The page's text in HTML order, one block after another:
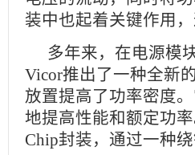
装中也起着关键作用
多年来，在电源模
Vicor推出了一种全新
放置提高了功率密度
地提高性能和额定功
Chip封装，通过一种